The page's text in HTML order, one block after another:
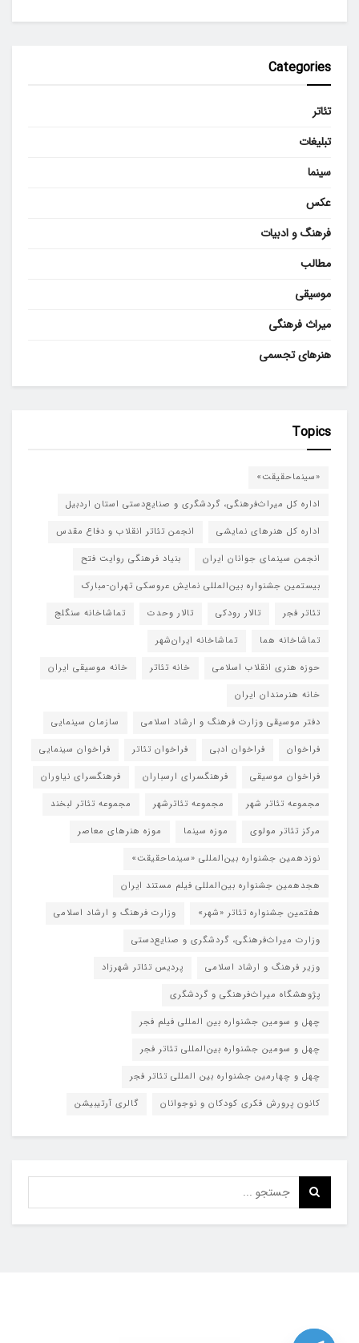
Categories
تئاتر
تبلیغات
سینما
عکس
فرهنگ و ادبیات
مطالب
موسیقی
میراث فرهنگی
هنرهای تجسمی
Topics
«سینماحقیقت»
اداره کل میراث‌فرهنگی، گردشگری و صنایع‌دستی استان اردبیل
اداره کل هنرهای نمایشی
انجمن تئاتر انقلاب و دفاع مقدس
انجمن سینمای جوانان ایران
بنیاد فرهنگی روایت فتح
بیستمین جشنواره بین‌المللی نمایش عروسکی تهران-مبارک
تئاتر فجر
تالار رودکی تالار وحدت
تماشاخانه سنگلج
تماشاخانه هما
تماشاخانه‌ ایران‌شهر
حوزه هنری انقلاب اسلامی
خانه تئاتر
خانه موسیقی ایران
خانه هنرمندان ایران
دفتر موسیقی وزارت فرهنگ و ارشاد اسلامی
سازمان سینمایی
فراخوان
فراخوان ادبی فراخوان تئاتر
فراخوان سینمایی
فراخوان موسیقی
فرهنگسرای ارسباران
فرهنگسرای نیاوران
مجموعه تئاتر شهر
مجموعه تئاترشهر
مجموعه تئاتر لبخند
مرکز تئاتر مولوی
موزه سینما
موزه هنرهای معاصر
نوزدهمین جشنواره بین‌المللی «سینماحقیقت»
هجدهمین جشنواره بین‌المللی فیلم مستند ایران
هفتمین جشنواره تئاتر «شهر»
وزارت فرهنگ و ارشاد اسلامی
وزارت میراث‌فرهنگی، گردشگری و صنایع‌دستی
وزیر فرهنگ و ارشاد اسلامی
پردیس تئاتر شهرزاد
پژوهشگاه میراث‌فرهنگی و گردشگری
چهل و سومین جشنواره بین المللی فیلم فجر
چهل و سومین جشنواره بین‌المللی تئاتر فجر
چهل و چهارمین جشنواره بین المللی تئاتر فجر
کانون پرورش فکری کودکان و نوجوانان
گالری آرتیبیشن